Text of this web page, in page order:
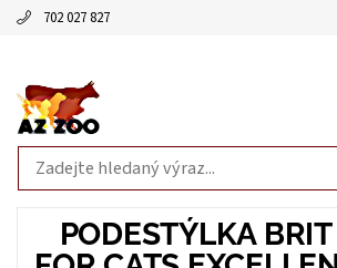
702 027 827
PODESTÝLKA